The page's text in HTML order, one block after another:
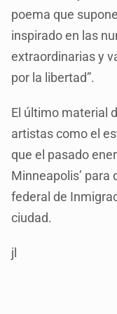
poema que
inspirado en las
extraordinarias y
por la libertad”.
El último material
artistas como el
que el pasado
Minneapolis’ para
federal de
ciudad.
jl